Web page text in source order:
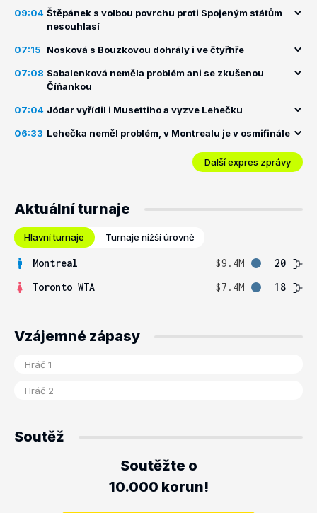
09:04 Štěpánek s volbou povrchu proti Spojeným státům
nesouhlasí
07:15 Nosková s Bouzkovou dohrály i ve čtyřhře
07:08 Sabalenková neměla problém ani se zkušenou
Číňankou
07:04 Jódar vyřídil i Musettiho a vyzve Lehečku
06:33 Lehečka neměl problém, v Montrealu je v osmifinále
Další expres zprávy
Aktuální turnaje
Hlavní turnaje Turnaje nižší úrovně
Montreal $9.4M
20
Toronto WTA
$7.4M 18
Vzájemné zápasy
Soutěž
Soutěžte o
10.000 korun!